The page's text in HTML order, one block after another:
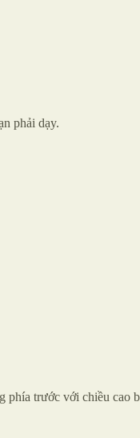
phải dạy.
trước với chiều cao